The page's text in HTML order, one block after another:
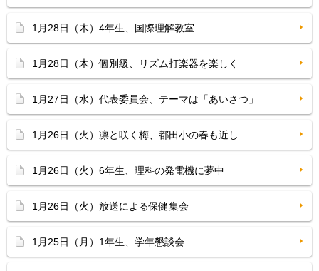
1月28日（木）4年生、国際理解教室
1月28日（木）個別級、リズム打楽器を楽しく
1月27日（水）代表委員会、テーマは「あいさつ」
1月26日（火）凛と咲く梅、都田小の春も近し
1月26日（火）6年生、理科の発電機に夢中
1月26日（火）放送による保健集会
1月25日（月）1年生、学年懇談会